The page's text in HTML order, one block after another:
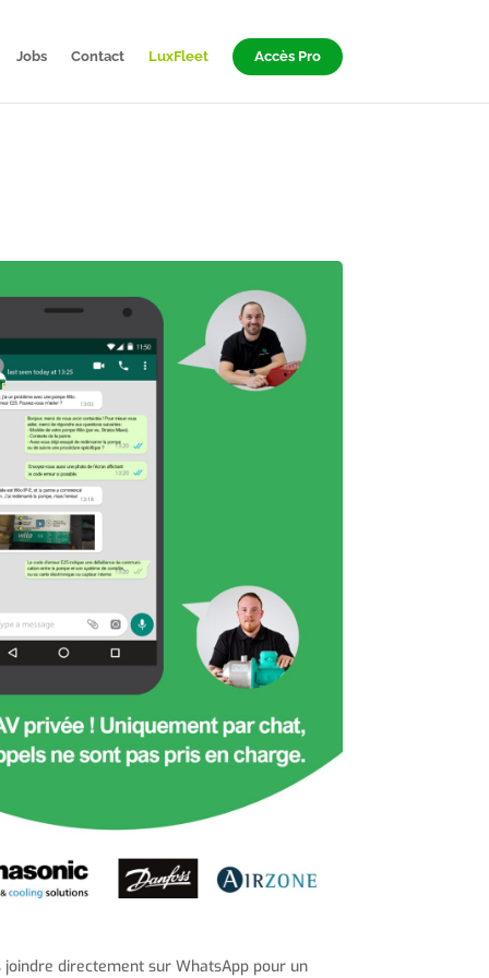
Jobs Contact LuxFleet Accès Pro
directement sur WhatsApp pour un